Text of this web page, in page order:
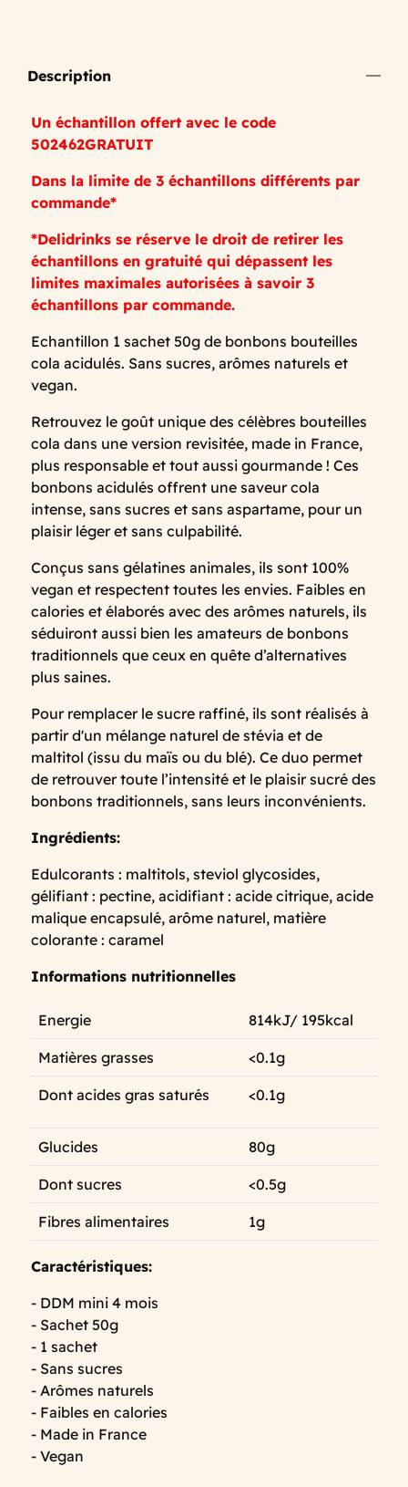
Description
Un échantillon offert avec le code
502462GRATUIT
Dans la limite de 3 échantillons différents par
commande*
*Delidrinks se réserve le droit de retirer les
échantillons en gratuité qui dépassent les
limites maximales autorisées à savoir 3
échantillons par commande.
Echantillon 1 sachet 50g de bonbons bouteilles
cola acidulés. Sans sucres, arômes naturels et
vegan.
Retrouvez le goût unique des célèbres bouteilles
cola dans une version revisitée, made in France,
plus responsable et tout aussi gourmande ! Ces
bonbons acidulés offrent une saveur cola
intense, sans sucres et sans aspartame, pour un
plaisir léger et sans culpabilité.
Conçus sans gélatines animales, ils sont 100%
vegan et respectent toutes les envies. Faibles en
calories et élaborés avec des arômes naturels, ils
séduiront aussi bien les amateurs de bonbons
traditionnels que ceux en quête d’alternatives
plus saines.
Pour remplacer le sucre raffiné, ils sont réalisés à
partir d'un mélange naturel de stévia et de
maltitol (issu du maïs ou du blé). Ce duo permet
de retrouver toute l’intensité et le plaisir sucré des
bonbons traditionnels, sans leurs inconvénients.
Ingrédients:
Edulcorants : maltitols, steviol glycosides,
gélifiant : pectine, acidifiant : acide citrique, acide
malique encapsulé, arôme naturel, matière
colorante : caramel
Informations nutritionnelles
Energie 814kJ/ 195kcal
Matières grasses <0.1g
Dont acides gras saturés <0.1g
Glucides 80g
Dont sucres <0.5g
Fibres alimentaires 1g
Caractéristiques:
- DDM mini 4 mois
- Sachet 50g
- 1 sachet
- Sans sucres
- Arômes naturels
- Faibles en calories
- Made in France
- Vegan